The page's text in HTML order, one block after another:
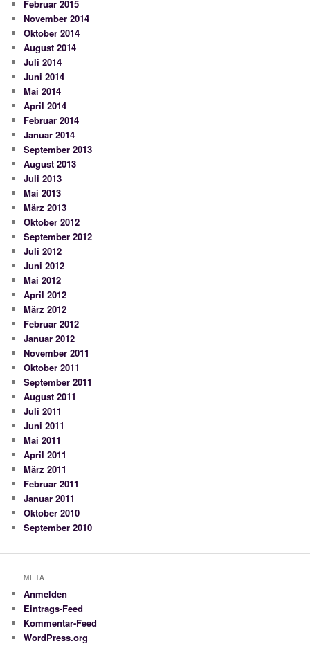
Februar 2015
November 2014
Oktober 2014
August 2014
Juli 2014
Juni 2014
Mai 2014
April 2014
Februar 2014
Januar 2014
September 2013
August 2013
Juli 2013
Mai 2013
März 2013
Oktober 2012
September 2012
Juli 2012
Juni 2012
Mai 2012
April 2012
März 2012
Februar 2012
Januar 2012
November 2011
Oktober 2011
September 2011
August 2011
Juli 2011
Juni 2011
Mai 2011
April 2011
März 2011
Februar 2011
Januar 2011
Oktober 2010
September 2010
META
Anmelden
Eintrags-Feed
Kommentar-Feed
WordPress.org